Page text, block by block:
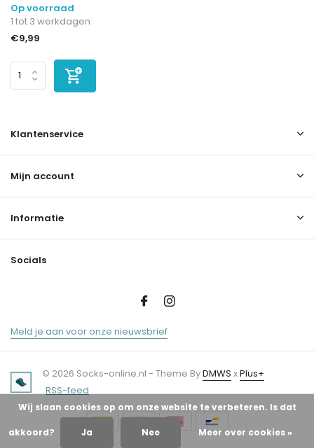
Op voorraad
1 tot 3 werkdagen
€9,99
Klantenservice
Mijn account
Informatie
Socials
Meld je aan voor onze nieuwsbrief
© 2026 Socks-online.nl - Theme ByDMWS xPlus+
RSS-feed
Wij slaan cookies op om onze website te verbeteren. Is dat
akkoord? Ja Nee Meer over cookies »